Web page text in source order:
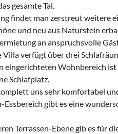
gesamte Tal.
findet man zerstreut weitere
und neu aus Naturstein
an anspruchsvolle
Villa verfügt über drei
eingerichteten Wohnbereich
Schlafplatz.
uns sehr komfortabel
Essbereich gibt es eine
Terrassen-Ebene gib es für